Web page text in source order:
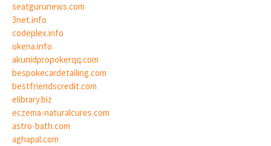
seatgurunews.com
3net.info
codeplex.info
okena.info
akunidpropokerqq.com
bespokecardetailing.com
bestfriendscredit.com
elibrary.biz
eczema-naturalcures.com
astro-bath.com
aghapal.com